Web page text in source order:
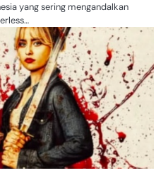
yang sering mengandalkan